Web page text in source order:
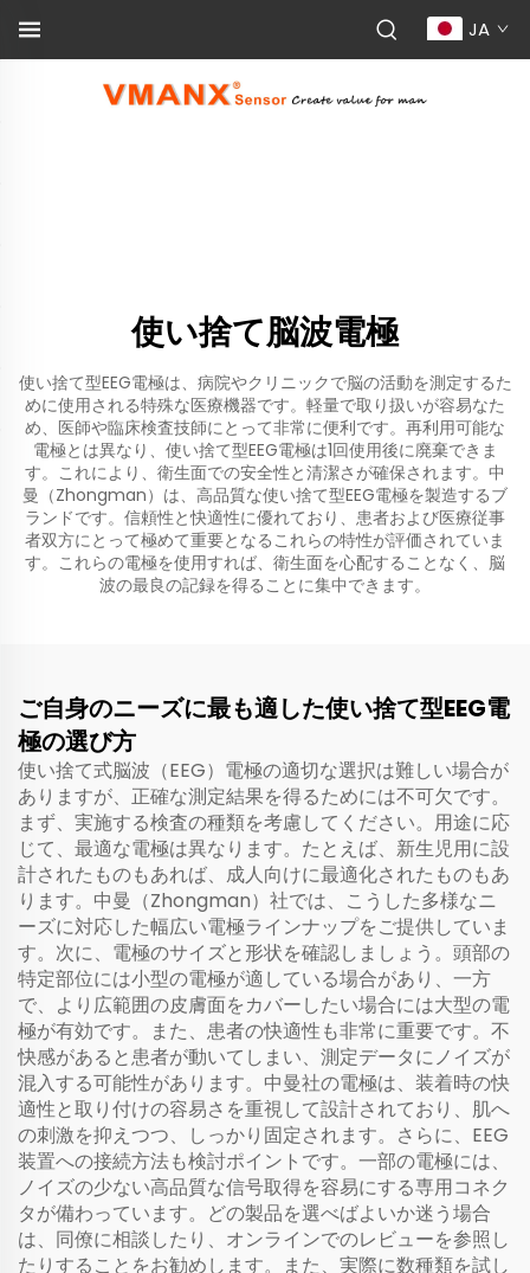
JA
使い捨て脳波電極
使い捨て型EEG電極は、病院やクリニックで脳の活動を測定するた
めに使用される特殊な医療機器です。軽量で取り扱いが容易なた
め、医師や臨床検査技師にとって非常に便利です。再利用可能な
電極とは異なり、使い捨て型EEG電極は1回使用後に廃棄できま
す。これにより、衛生面での安全性と清潔さが確保されます。中
曼（Zhongman）は、高品質な使い捨て型EEG電極を製造するブ
ランドです。信頼性と快適性に優れており、患者および医療従事
者双方にとって極めて重要となるこれらの特性が評価されていま
す。これらの電極を使用すれば、衛生面を心配することなく、脳
波の最良の記録を得ることに集中できます。
ご自身のニーズに最も適した使い捨て型EEG電
極の選び方
使い捨て式脳波（EEG）電極の適切な選択は難しい場合が
ありますが、正確な測定結果を得るためには不可欠です。
まず、実施する検査の種類を考慮してください。用途に応
じて、最適な電極は異なります。たとえば、新生児用に設
計されたものもあれば、成人向けに最適化されたものもあ
ります。中曼（Zhongman）社では、こうした多様なニ
ーズに対応した幅広い電極ラインナップをご提供していま
す。次に、電極のサイズと形状を確認しましょう。頭部の
特定部位には小型の電極が適している場合があり、一方
で、より広範囲の皮膚面をカバーしたい場合には大型の電
極が有効です。また、患者の快適性も非常に重要です。不
快感があると患者が動いてしまい、測定データにノイズが
混入する可能性があります。中曼社の電極は、装着時の快
適性と取り付けの容易さを重視して設計されており、肌へ
の刺激を抑えつつ、しっかり固定されます。さらに、EEG
装置への接続方法も検討ポイントです。一部の電極には、
ノイズの少ない高品質な信号取得を容易にする専用コネク
タが備わっています。どの製品を選べばよいか迷う場合
は、同僚に相談したり、オンラインでのレビューを参照し
たりすることをお勧めします。また、実際に数種類を試し